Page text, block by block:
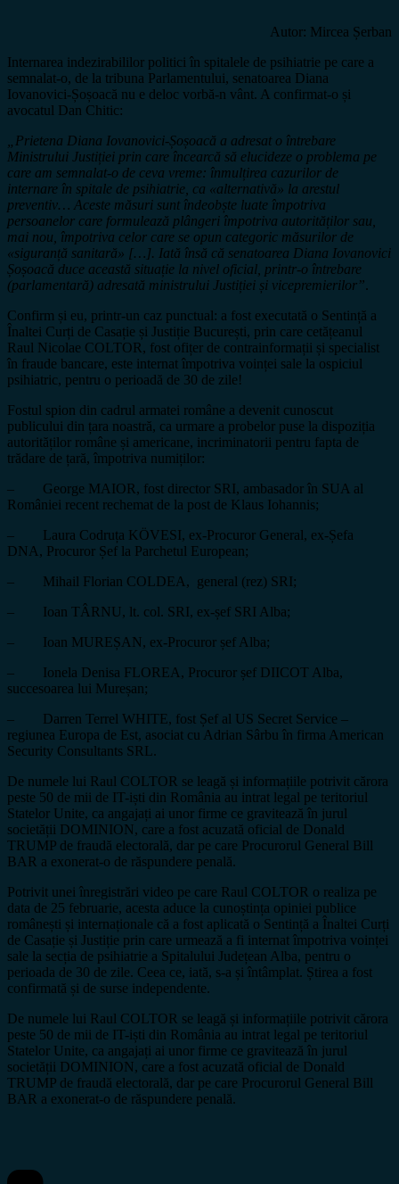
Autor: Mircea Șerban
Internarea indezirabililor politici în spitalele de psihiatrie pe care a
semnalat-o, de la tribuna Parlamentului, senatoarea Diana
Iovanovici-Șoșoacă nu e deloc vorbă-n vânt. A confirmat-o și
avocatul Dan Chitic:
„Prietena Diana Iovanovici-Șoșoacă a adresat o întrebare
Ministrului Justiției prin care încearcă să elucideze o problema pe
care am semnalat-o de ceva vreme: înmulțirea cazurilor de
internare în spitale de psihiatrie, ca «alternativă» la arestul
preventiv… Aceste măsuri sunt îndeobște luate împotriva
persoanelor care formulează plângeri împotriva autorităților sau,
mai nou, împotriva celor care se opun categoric măsurilor de
«siguranță sanitară» […]. Iată însă că senatoarea Diana Iovanovici
Șoșoacă duce această situație la nivel oficial, printr-o întrebare
(parlamentară) adresată ministrului Justiției și vicepremierilor”.
Confirm și eu, printr-un caz punctual: a fost executată o Sentință a
Înaltei Curți de Casație și Justiție București, prin care cetățeanul
Raul Nicolae COLTOR, fost ofițer de contrainformații și specialist
în fraude bancare, este internat împotriva voinței sale la ospiciul
psihiatric, pentru o perioadă de 30 de zile!
Fostul spion din cadrul armatei române a devenit cunoscut
publicului din țara noastră, ca urmare a probelor puse la dispoziția
autorităților române și americane, incriminatorii pentru fapta de
trădare de țară, împotriva numiților:
– George MAIOR, fost director SRI, ambasador în SUA al
României recent rechemat de la post de Klaus Iohannis;
– Laura Codruța KÖVESI, ex-Procuror General, ex-Șefa
DNA, Procuror Șef la Parchetul European;
– Mihail Florian COLDEA, general (rez) SRI;
– Ioan TÂRNU, lt. col. SRI, ex-șef SRI Alba;
– Ioan MUREȘAN, ex-Procuror șef Alba;
– Ionela Denisa FLOREA, Procuror șef DIICOT Alba,
succesoarea lui Mureșan;
– Darren Terrel WHITE, fost Șef al US Secret Service –
regiunea Europa de Est, asociat cu Adrian Sârbu în firma American
Security Consultants SRL.
De numele lui Raul COLTOR se leagă și informațiile potrivit cărora
peste 50 de mii de IT-iști din România au intrat legal pe teritoriul
Statelor Unite, ca angajați ai unor firme ce gravitează în jurul
societății DOMINION, care a fost acuzată oficial de Donald
TRUMP de fraudă electorală, dar pe care Procurorul General Bill
BAR a exonerat-o de răspundere penală.
Potrivit unei înregistrări video pe care Raul COLTOR o realiza pe
data de 25 februarie, acesta aduce la cunoștința opiniei publice
românești și internaționale că a fost aplicată o Sentință a Înaltei Curți
de Casație și Justiție prin care urmează a fi internat împotriva voinței
sale la secția de psihiatrie a Spitalului Județean Alba, pentru o
perioada de 30 de zile. Ceea ce, iată, s-a și întâmplat. Știrea a fost
confirmată și de surse independente.
De numele lui Raul COLTOR se leagă și informațiile potrivit cărora
peste 50 de mii de IT-iști din România au intrat legal pe teritoriul
Statelor Unite, ca angajați ai unor firme ce gravitează în jurul
societății DOMINION, care a fost acuzată oficial de Donald
TRUMP de fraudă electorală, dar pe care Procurorul General Bill
BAR a exonerat-o de răspundere penală.